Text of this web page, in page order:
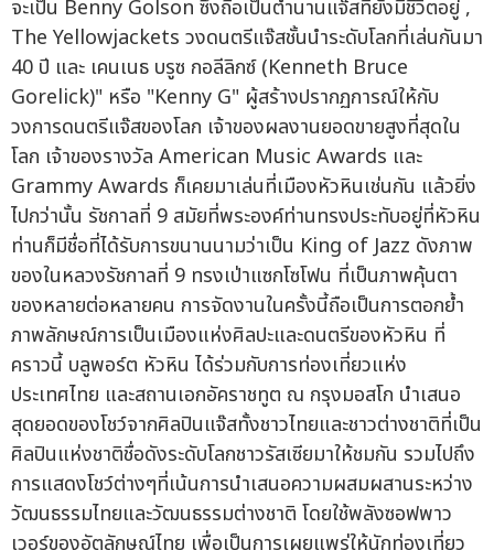
จะเป็น Benny Golson ซึ่งถือเป็นตำนานแจ๊สที่ยังมีชีวิตอยู่ ,
The Yellowjackets วงดนตรีแจ๊สชั้นนำระดับโลกที่เล่นกันมา
40 ปี และ เคนเนธ บรูซ กอลีลิกซ์ (Kenneth Bruce
Gorelick)" หรือ "Kenny G" ผู้สร้างปรากฏการณ์ให้กับ
วงการดนตรีแจ๊สของโลก เจ้าของผลงานยอดขายสูงที่สุดใน
โลก เจ้าของรางวัล American Music Awards และ
Grammy Awards ก็เคยมาเล่นที่เมืองหัวหินเช่นกัน แล้วยิ่ง
ไปกว่านั้น รัชกาลที่ 9 สมัยที่พระองค์ท่านทรงประทับอยู่ที่หัวหิน
ท่านก็มีชื่อที่ได้รับการขนานนามว่าเป็น King of Jazz ดังภาพ
ของในหลวงรัชกาลที่ 9 ทรงเป่าแซกโซโฟน ที่เป็นภาพคุ้นตา
ของหลายต่อหลายคน การจัดงานในครั้งนี้ถือเป็นการตอกย้ำ
ภาพลักษณ์การเป็นเมืองแห่งศิลปะและดนตรีของหัวหิน ที่
คราวนี้ บลูพอร์ต หัวหิน ได้ร่วมกับการท่องเที่ยวแห่ง
ประเทศไทย และสถานเอกอัคราชทูต ณ กรุงมอสโก นำเสนอ
สุดยอดของโชว์จากศิลปินแจ๊สทั้งชาวไทยและชาวต่างชาติที่เป็น
ศิลปินแห่งชาติชื่อดังระดับโลกชาวรัสเซียมาให้ชมกัน รวมไปถึง
การแสดงโชว์ต่างๆที่เน้นการนำเสนอความผสมผสานระหว่าง
วัฒนธรรมไทยและวัฒนธรรมต่างชาติ โดยใช้พลังซอฟพาว